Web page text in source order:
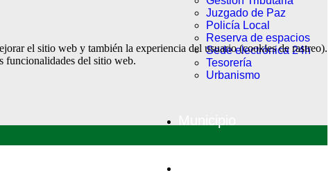
Juzgado de Paz
Policía Local
Reserva de espacios
Sede electrónica 24h
Tesorería
Urbanismo
el sitio web y también la experiencia del usuario (cookies de rastreo).
funcionalidades del sitio web.